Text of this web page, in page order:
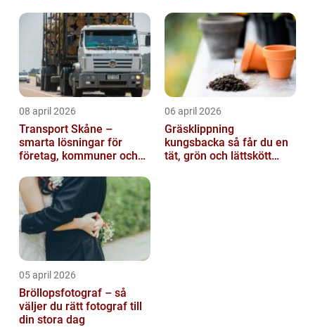
08 april 2026
Transport Skåne –
smarta lösningar för
företag, kommuner och
06 april 2026
Gräsklippning
kungsbacka så får du en
tät, grön och lättskött
05 april 2026
Bröllopsfotograf – så
väljer du rätt fotograf till
din stora dag